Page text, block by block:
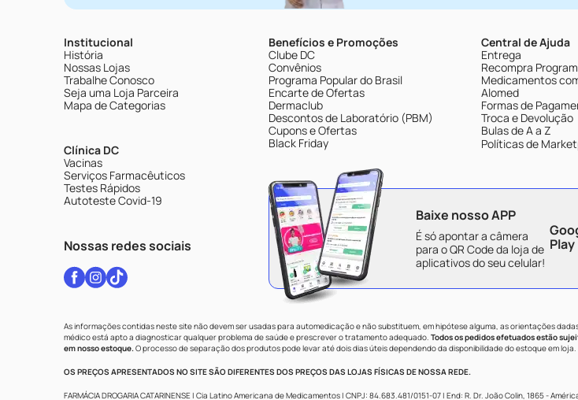
Institucional
História
Nossas Lojas
Trabalhe Conosco
Seja uma Loja Parceira
Mapa de Categorias
Clínica DC
Vacinas
Serviços Farmacêuticos
Testes Rápidos
Autoteste Covid-19
Nossas redes sociais
Benefícios e Promoções
Clube DC
Convênios
Programa Popular do Brasil
Encarte de Ofertas
Dermaclub
Descontos de Laboratório (PBM)
Cupons e Ofertas
Black Friday
Central de Ajuda
Entrega
Recompra
Medicamentos
Alomed
Formas de
Troca e Devolução
Bulas de A a Z
Políticas de
Baixe nosso APP
É só apontar a câmera
para o QR Code da loja de
aplicativos do seu celular!
Play
As informações contidas neste site não devem ser usadas para automedicação e não substituem, em hipótese alguma, as orientações
médico está apto a diagnosticar qualquer problema de saúde e prescrever o tratamento adequado. Todos os pedidos efetuados estão
em nosso estoque.O processo de separação dos produtos pode levar até dois dias úteis dependendo da disponibilidade do estoque em loja.
OS PREÇOS APRESENTADOS NO SITE SÃO DIFERENTES DOS PREÇOS DAS LOJAS FÍSICAS DE NOSSA REDE.
FARMÁCIA DROGARIA CATARINENSE | Cia Latino Americana de Medicamentos | CNPJ: 84.683.481/0151-07 | End: R. Dr. João Colin, 1865 -